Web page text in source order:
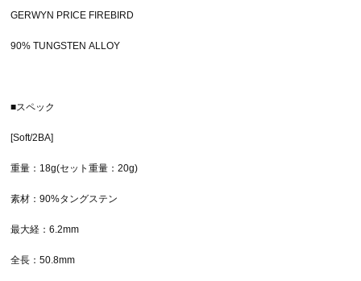
GERWYN PRICE FIREBIRD
90% TUNGSTEN ALLOY
■スペック
[Soft/2BA]
重量：18g(セット重量：20g)
素材：90%タングステン
最大経：6.2mm
全長：50.8mm